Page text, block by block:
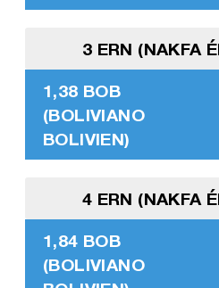
3 ERN (NAKFA
1,38 BOB
(BOLIVIANO
BOLIVIEN)
4 ERN (NAKFA
1,84 BOB
(BOLIVIANO